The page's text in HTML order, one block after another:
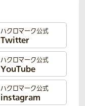
ハクロマーク公式
Twitter
ハクロマーク公式
YouTube
ハクロマーク公式
instagram